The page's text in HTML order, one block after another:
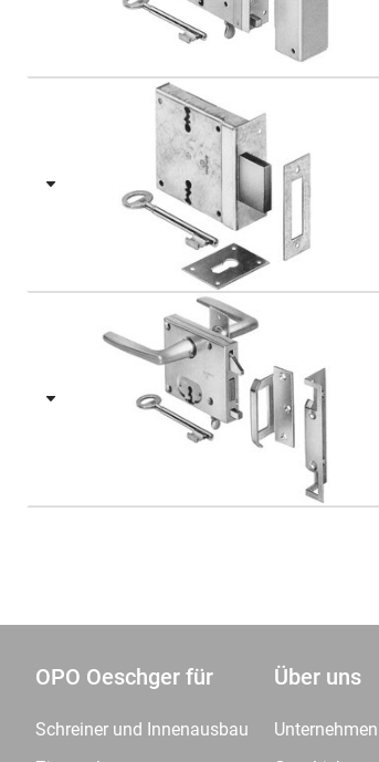
OPO Oeschger für
Schreiner und Innenausbau
Über uns
Unternehmen